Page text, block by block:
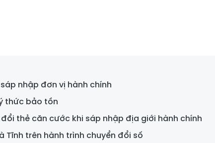
nhập đơn vị hành chính
thức bảo tồn
thẻ căn cước khi sáp nhập địa giới hành chính
Tĩnh trên hành trình chuyển đổi số